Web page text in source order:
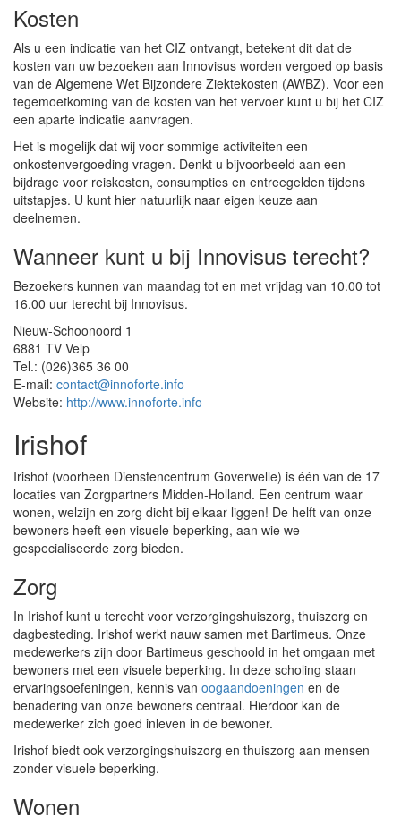
Kosten
Als u een indicatie van het CIZ ontvangt, betekent dit dat de
kosten van uw bezoeken aan Innovisus worden vergoed op basis
van de Algemene Wet Bijzondere Ziektekosten (AWBZ). Voor een
tegemoetkoming van de kosten van het vervoer kunt u bij het CIZ
een aparte indicatie aanvragen.
Het is mogelijk dat wij voor sommige activiteiten een
onkostenvergoeding vragen. Denkt u bijvoorbeeld aan een
bijdrage voor reiskosten, consumpties en entreegelden tijdens
uitstapjes. U kunt hier natuurlijk naar eigen keuze aan
deelnemen.
Wanneer kunt u bij Innovisus terecht?
Bezoekers kunnen van maandag tot en met vrijdag van 10.00 tot
16.00 uur terecht bij Innovisus.
Nieuw-Schoonoord 1
6881 TV Velp
Tel.: (026)365 36 00
E-mail: contact@innoforte.info
Website: http://www.innoforte.info
Irishof
Irishof (voorheen Dienstencentrum Goverwelle) is één van de 17
locaties van Zorgpartners Midden-Holland. Een centrum waar
wonen, welzijn en zorg dicht bij elkaar liggen! De helft van onze
bewoners heeft een visuele beperking, aan wie we
gespecialiseerde zorg bieden.
Zorg
In Irishof kunt u terecht voor verzorgingshuiszorg, thuiszorg en
dagbesteding. Irishof werkt nauw samen met Bartimeus. Onze
medewerkers zijn door Bartimeus geschoold in het omgaan met
bewoners met een visuele beperking. In deze scholing staan
ervaringsoefeningen, kennis van oogaandoeningen en de
benadering van onze bewoners centraal. Hierdoor kan de
medewerker zich goed inleven in de bewoner.
Irishof biedt ook verzorgingshuiszorg en thuiszorg aan mensen
zonder visuele beperking.
Wonen